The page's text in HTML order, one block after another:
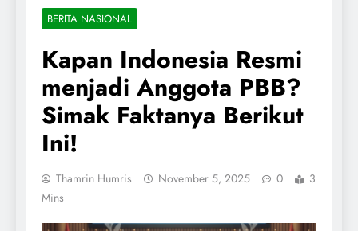
BERITA NASIONAL
Kapan Indonesia Resmi
menjadi Anggota PBB?
Simak Faktanya Berikut
Ini!
Thamrin Humris November 5, 2025 0
3
Mins